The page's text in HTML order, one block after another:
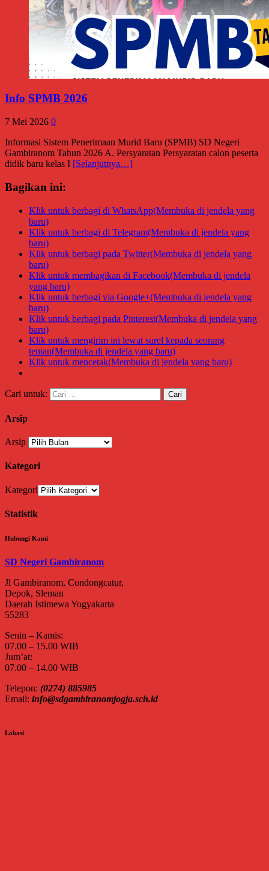
Info SPMB 2026
7 Mei 2026 0
Informasi Sistem Penerimaan Murid Baru (SPMB) SD Negeri
Gambiranom Tahun 2026 A. Persyaratan Persyaratan calon peserta
didik baru kelas I [Selanjutnya…]
Bagikan ini:
Klik untuk berbagi di WhatsApp(Membuka di jendela yang
baru)
Klik untuk berbagi di Telegram(Membuka di jendela yang
baru)
Klik untuk berbagi pada Twitter(Membuka di jendela yang
baru)
Klik untuk membagikan di Facebook(Membuka di jendela
yang baru)
Klik untuk berbagi via Google+(Membuka di jendela yang
baru)
Klik untuk berbagi pada Pinterest(Membuka di jendela yang
baru)
Klik untuk mengirim ini lewat surel kepada seorang
teman(Membuka di jendela yang baru)
Klik untuk mencetak(Membuka di jendela yang baru)
Cari untuk:
Arsip
Arsip
Kategori
Kategori
Statistik
Hubungi Kami
SD Negeri Gambiranom
Jl Gambiranom, Condongcatur,
Depok, Sleman
Daerah Istimewa Yogyakarta
55283
Senin – Kamis:
07.00 – 15.00 WIB
Jum’at:
07.00 – 14.00 WIB
Telepon: (0274) 885985
Email: info@sdgambiranomjogja.sch.id
Lokasi